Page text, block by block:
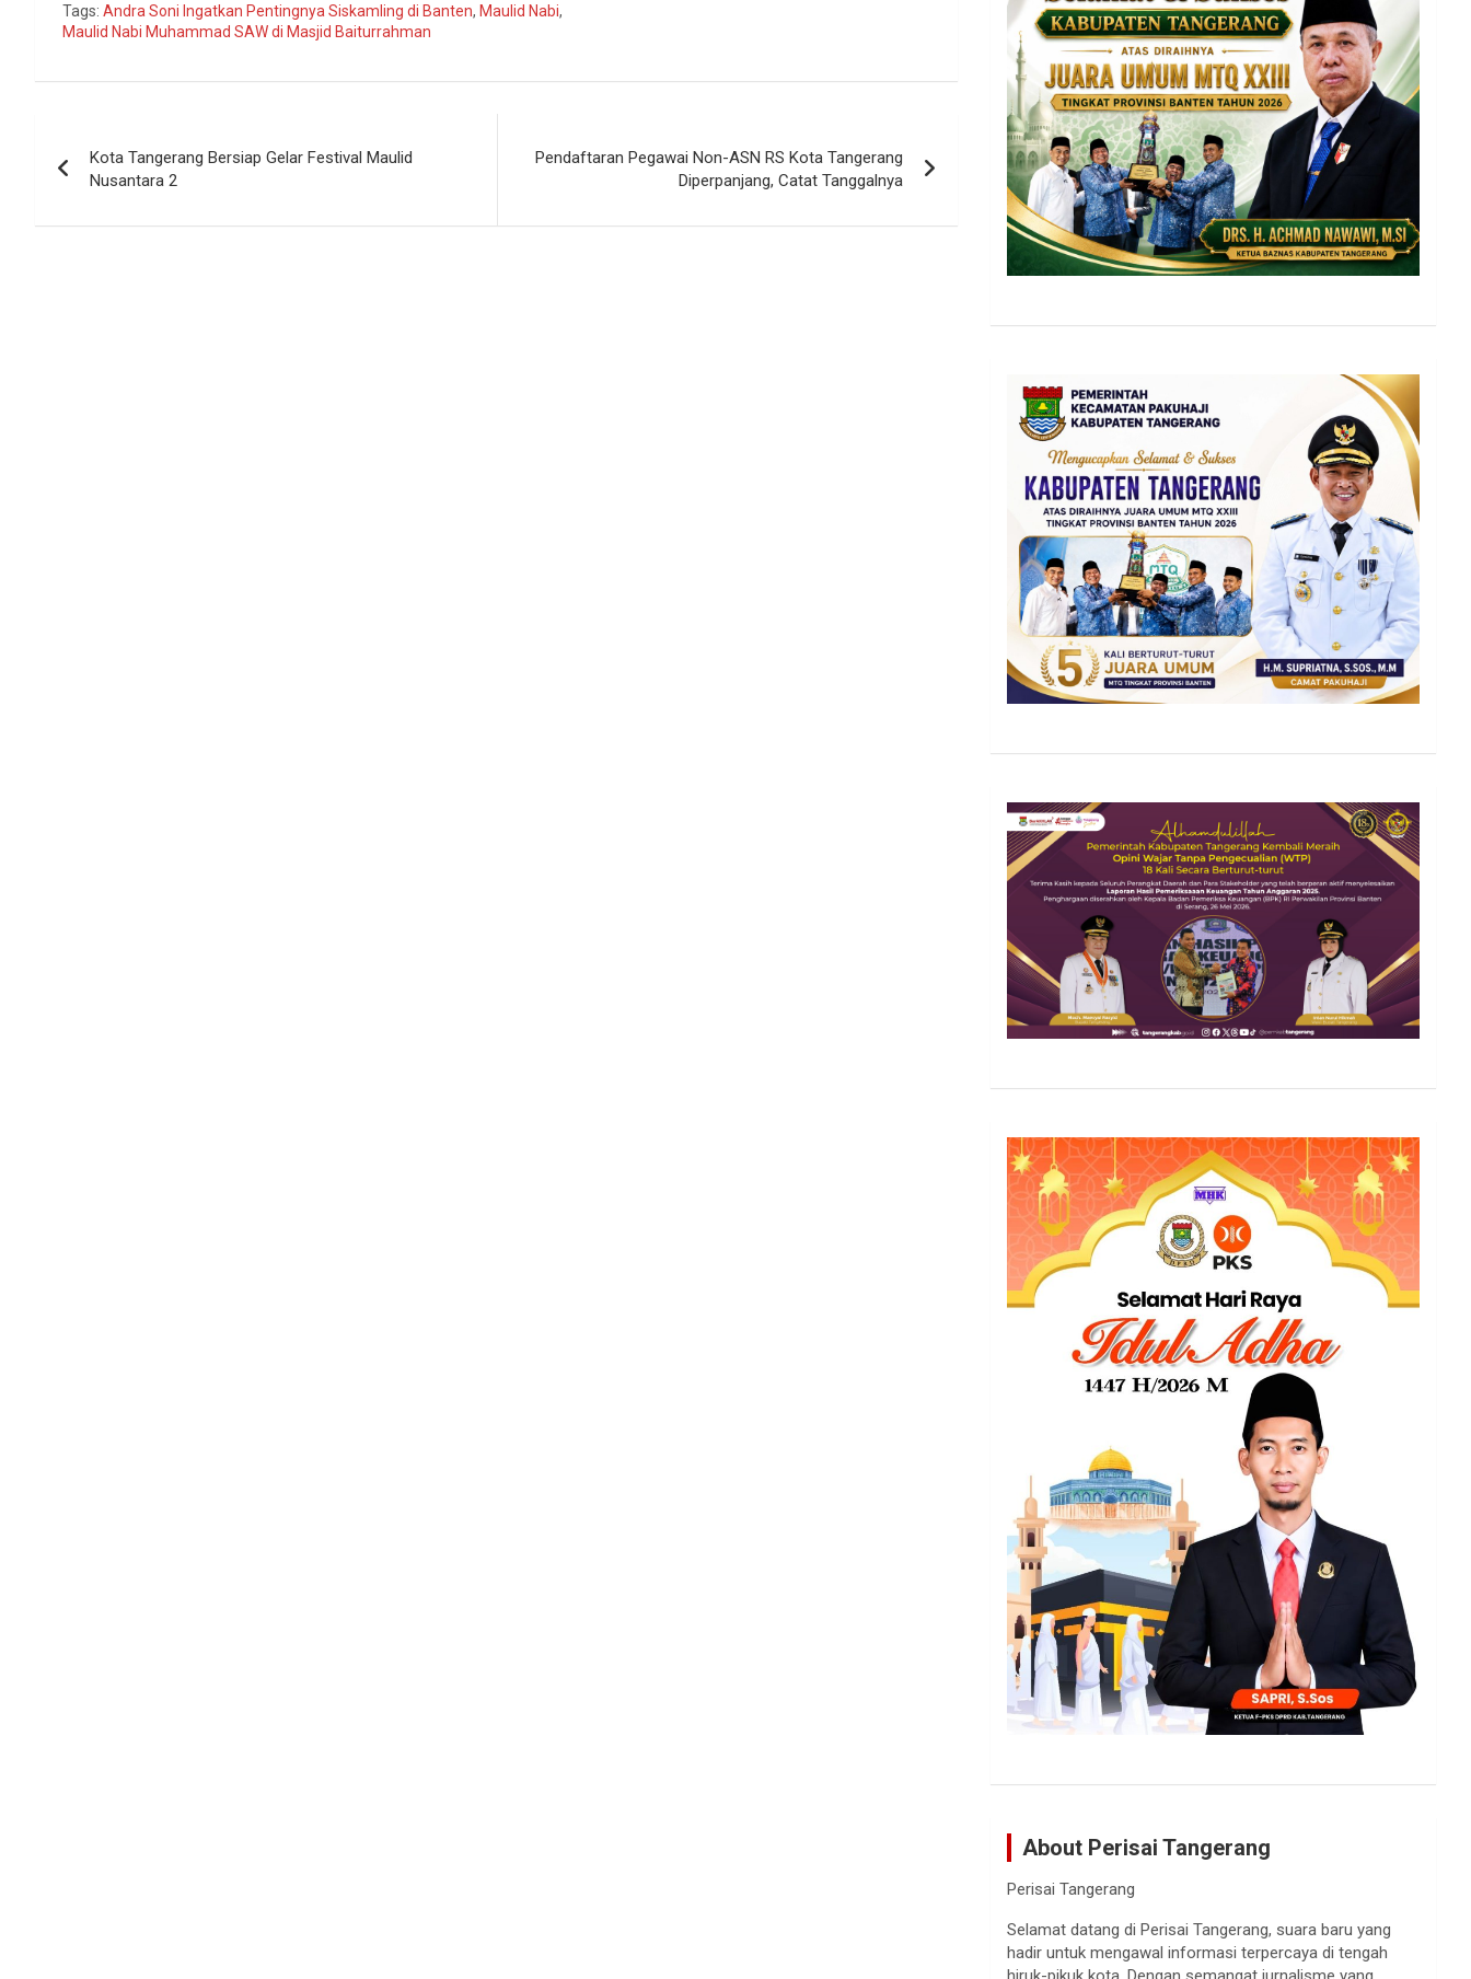
Tags: Andra Soni Ingatkan Pentingnya Siskamling di Banten, Maulid Nabi,
Maulid Nabi Muhammad SAW di Masjid Baiturrahman
pos
Kota Tangerang Bersiap Gelar Festival Maulid
Nusantara 2
Pendaftaran Pegawai Non-ASN RS Kota Tangerang
Diperpanjang, Catat Tanggalnya
About Perisai Tangerang
Perisai Tangerang
Selamat datang di Perisai Tangerang, suara baru yang
hadir untuk mengawal informasi terpercaya di tengah